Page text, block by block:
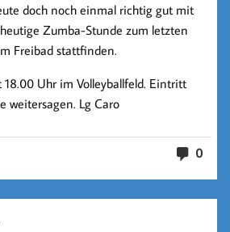
doch noch einmal richtig gut mit
Zumba-Stunde zum letzten
Freibad stattfinden.
Uhr im Volleyballfeld. Eintritt
weitersagen. Lg Caro
0